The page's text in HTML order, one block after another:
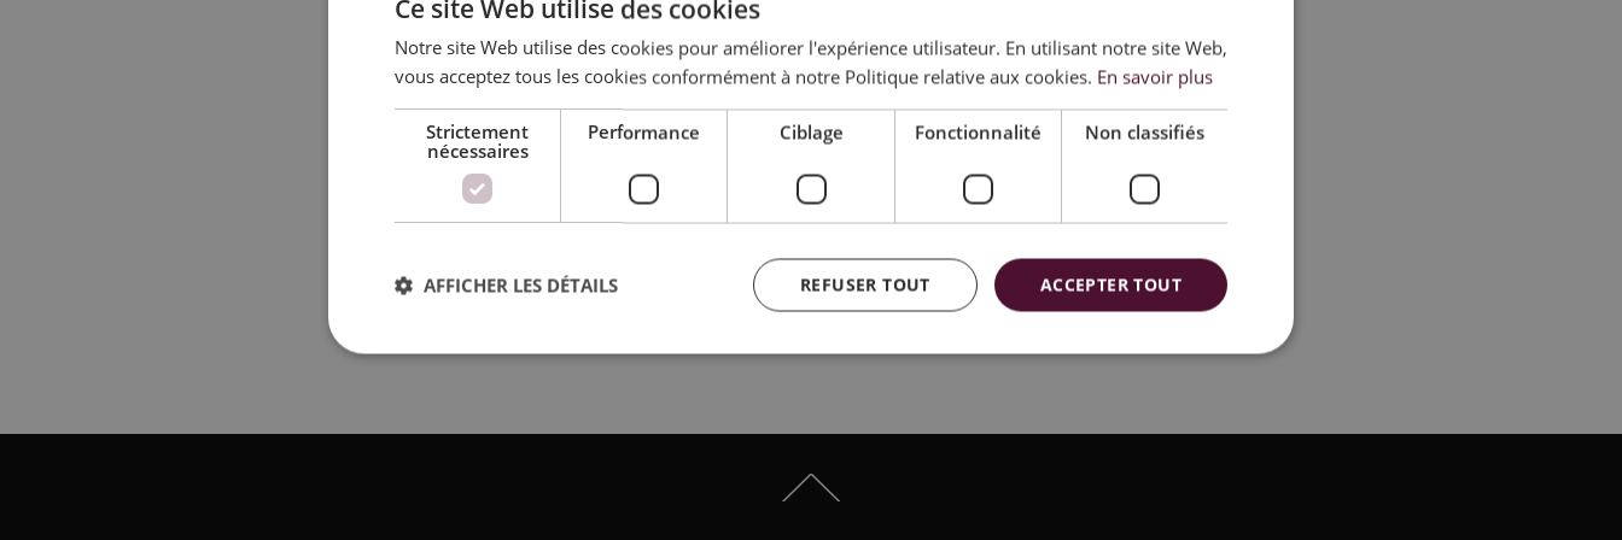
DUTCH
FRENCH
ENGLISH
Ce site Web utilise des cookies
Notre site Web utilise des cookies pour améliorer l'expérience utilisateur. En utilisant notre site Web,
vous acceptez tous les cookies conformément à notre Politique relative aux cookies. En savoir plus
Strictement
nécessaires
Performance Ciblage Fonctionnalité Non classifiés
ACCEPTER TOUT
REFUSER TOUT
AFFICHER LES DÉTAILS